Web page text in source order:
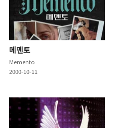
메멘토
Memento
2000-10-11